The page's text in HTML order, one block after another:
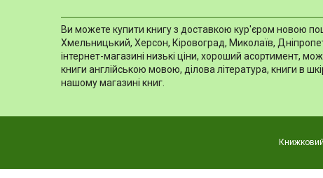
Ви можете купити книгу з доставкою кур'єром новою
Хмельницький, Херсон, Кіровоград, Миколаїв,
інтернет-магазині низькі ціни, хороший асортимент,
книги англійською мовою, ділова література, книги в
нашому магазині книг.